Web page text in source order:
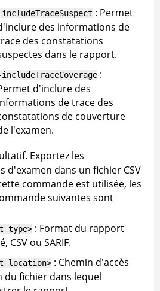
includeTraceSuspect : Permet
des informations de
des constatations
dans le rapport.
:
d'inclure des
de trace des
de couverture
l'examen.
Exportez les
d'examen dans un fichier CSV
commande est utilisée, les
suivantes sont
type> : Format du rapport
CSV ou SARIF.
location> : Chemin d'accès
du fichier dans lequel